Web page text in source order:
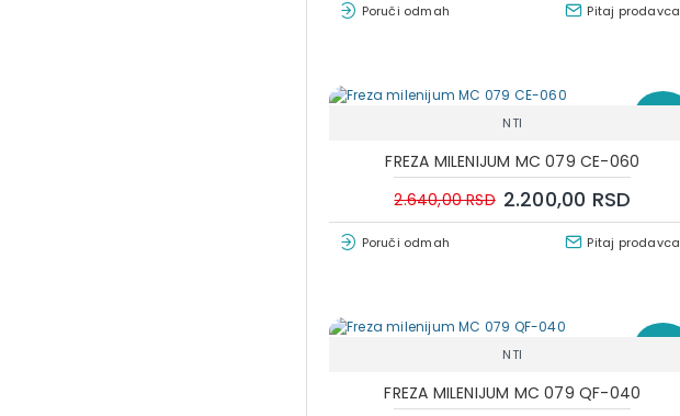
Poruči odmah Pitaj prodavca
NTI
FREZA MILENIJUM MC 079 CE-060
2.200,00 RSD
2.640,00 RSD
Poruči odmah Pitaj prodavca
NTI
FREZA MILENIJUM MC 079 QF-040